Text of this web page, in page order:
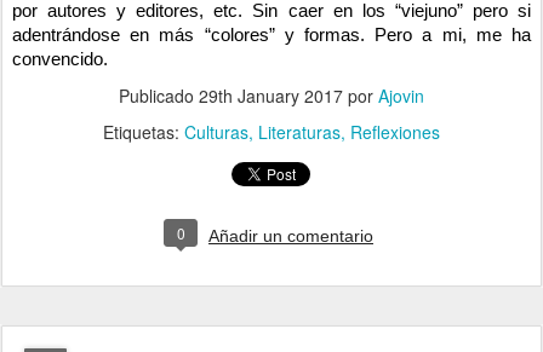
por autores y editores, etc. Sin caer en los “viejuno” pero si
adentrándose en más “colores” y formas. Pero a mi, me ha
convencido.
Publicado 29th January 2017 por Ajovin
Etiquetas: Culturas Literaturas Reflexiones
0 Añadir un comentario